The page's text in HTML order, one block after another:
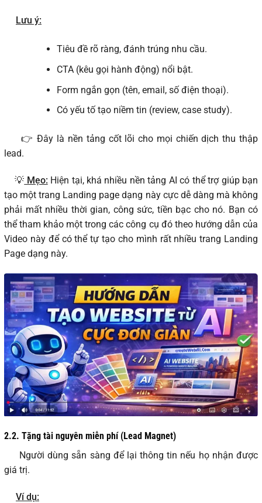
Lưu ý:
Tiêu đề rõ ràng, đánh trúng nhu cầu.
CTA (kêu gọi hành động) nổi bật.
Form ngắn gọn (tên, email, số điện thoại).
Có yếu tố tạo niềm tin (review, case study).
👉 Đây là nền tảng cốt lõi cho mọi chiến dịch thu thập
lead.
💡 Mẹo: Hiện tại, khá nhiều nền tảng AI có thể trợ giúp bạn
tạo một trang Landing page dạng này cực dễ dàng mà không
phải mất nhiều thời gian, công sức, tiền bạc cho nó. Bạn có
thể tham khảo một trong các công cụ đó theo hướng dẫn của
Video này để có thể tự tạo cho mình rất nhiều trang Landing
Page dạng này.
2.2. Tặng tài nguyên miễn phí (Lead Magnet)
Người dùng sẵn sàng để lại thông tin nếu họ nhận được
giá trị.
Ví dụ: